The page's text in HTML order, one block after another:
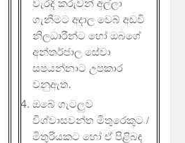
වැරදි කරුවන් අල්ලා
ගැනීමට අදාල වෙබ් අඩවි
නිලධාරීන්ට හෝ ඔබගේ
අන්තර්ජාල සේවා
සපයන්නාට උපකාර
වනුඇත.
ඔබේ ගැටලුව
විශ්වාසවන්ත මිතුරෙකුට /
මිතුරියකට හෝ ඒ පිළිබ ඳ